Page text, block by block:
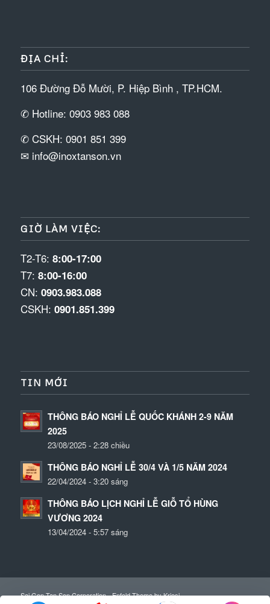
ĐỊA CHỈ:
106 Đường Đỗ Mười, P. Hiệp Bình , TP.HCM.
✆ Hotline: 0903 983 088
✆ CSKH: 0901 851 399
✉ info@inoxtanson.vn
GIỜ LÀM VIỆC:
T2-T6: 8:00-17:00
T7: 8:00-16:00
CN: 0903.983.088
CSKH: 0901.851.399
TIN MỚI
THÔNG BÁO NGHỈ LỄ QUỐC KHÁNH 2-9 NĂM
2025
23/08/2025 - 2:28 chiều
THÔNG BÁO NGHỈ LỄ 30/4 VÀ 1/5 NĂM 2024
22/04/2024 - 3:20 sáng
THÔNG BÁO LỊCH NGHỈ LỄ GIỖ TỔ HÙNG
VƯƠNG 2024
13/04/2024 - 5:57 sáng
Sai Gon Tan Son Corporation -Enfold Theme by Kriesi